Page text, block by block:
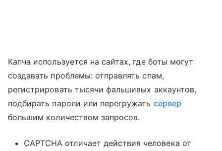
Капча используется на сайтах, где боты могут
создавать проблемы: отправлять спам,
регистрировать тысячи фальшивых аккаунтов,
подбирать пароли или перегружать сервер
большим количеством запросов.
CAPTCHA отличает действия человека от